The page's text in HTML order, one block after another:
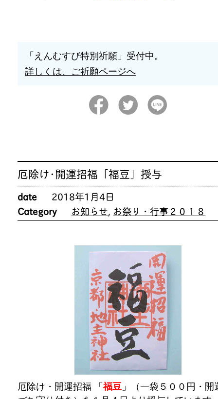
「えんむすび特別祈願」受付中。
詳しくは、ご祈願ページへ
厄除け･開運招福「福豆」授与
date
2018年1月4日
Category
お知らせ, お祭り・行事２０１８
厄除け・開運招福 「福豆 」（一袋５００円・開